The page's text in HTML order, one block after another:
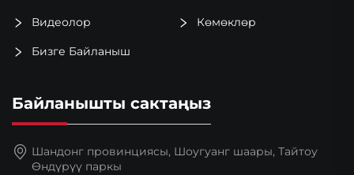
Видеолор Көмөклөр
Бизге Байланыш
Байланышты сактаңыз
Шандонг провинциясы, Шоугуанг шаары, Тайтоу
Өндүрүү паркы